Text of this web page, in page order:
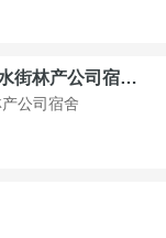
已安装电梯 城东片区金水街林产公司宿舍套三可看江景
公司宿舍